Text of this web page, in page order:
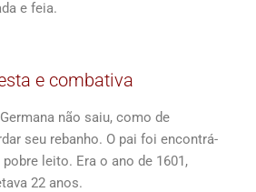
e feia.
e combativa
não saiu, como de
seu rebanho. O pai foi encontrá-
leito. Era o ano de 1601,
22 anos.